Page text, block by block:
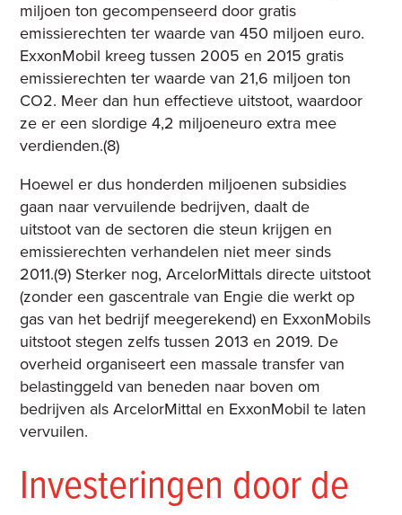
miljoen ton gecompenseerd door gratis
emissierechten ter waarde van 450 miljoen euro.
ExxonMobil kreeg tussen 2005 en 2015 gratis
emissierechten ter waarde van 21,6 miljoen ton
CO2. Meer dan hun effectieve uitstoot, waardoor
ze er een slordige 4,2 miljoeneuro extra mee
verdienden.(8)
Hoewel er dus honderden miljoenen subsidies
gaan naar vervuilende bedrijven, daalt de
uitstoot van de sectoren die steun krijgen en
emissierechten verhandelen niet meer sinds
2011.(9) Sterker nog, ArcelorMittals directe uitstoot
(zonder een gascentrale van Engie die werkt op
gas van het bedrijf meegerekend) en ExxonMobils
uitstoot stegen zelfs tussen 2013 en 2019. De
overheid organiseert een massale transfer van
belastinggeld van beneden naar boven om
bedrijven als ArcelorMittal en ExxonMobil te laten
vervuilen.
Investeringen door de